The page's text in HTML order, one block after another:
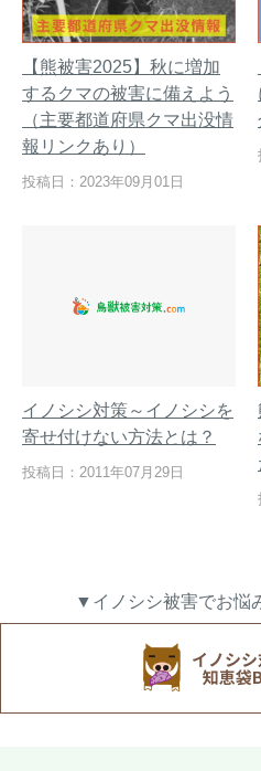
【熊被害2025】秋に増加
するクマの被害に備えよう
（主要都道府県クマ出没情
報リンクあり）
投稿日：2023年09月01日
イノシシ対策～イノシシを
寄せ付けない方法とは？
投稿日：2011年07月29日
▼イノシシ被害でお悩